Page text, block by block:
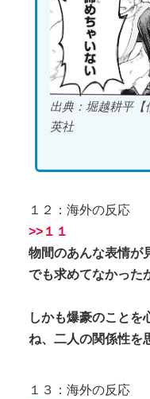
出典：堀越耕平【
英社
１２：海外の反応
>>１１
物間のあんな表情が
でも求めてなかった
しかも爆豪のことを
ね、二人の関係性を
１３：海外の反応